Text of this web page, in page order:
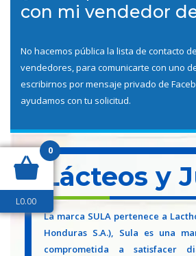
con mi vendedor
No hacemos pública la lista de contacto
vendedores, para comunicarte con uno
escribirnos por mensaje privado de
ayudamos con tu solicitud.
Lácteos y
La marca SULA pertenece a
Honduras S.A.), Sula es una
comprometida a satisfacer
0
L0.00